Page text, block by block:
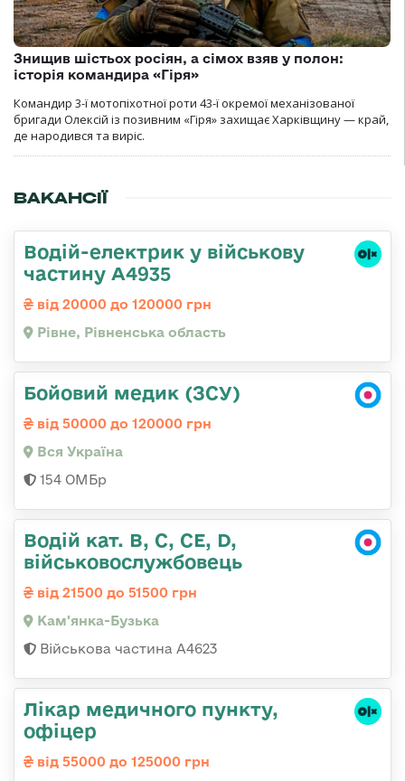
Знищив шістьох росіян, а сімох взяв у полон:
історія командира «Гіря»
Командир 3-ї мотопіхотної роти 43-ї окремої механізованої
бригади Олексій із позивним «Гіря» захищає Харківщину — край,
де народився та виріс.
ВАКАНСІЇ
Водій-електрик у військову
частину А4935
від 20000 до 120000 грн
Рівне, Рівненська область
Бойовий медик (ЗСУ)
від 50000 до 120000 грн
Вся Україна
154 ОМБр
Водій кат. B, C, СЕ, D,
військовослужбовець
від 21500 до 51500 грн
Кам'янка-Бузька
Військова частина А4623
Лікар медичного пункту,
офіцер
від 55000 до 125000 грн